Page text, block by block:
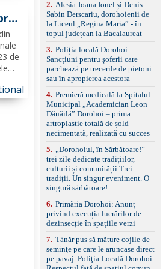
de
la
schimbare bandă și
menținere bandă Faruri
bi-xenon adaptive cu
asistent fază lungă
automată , lumini de zi
LED, proiectoare ceață
LED, spălătoare faruri
față/spate, cameră
marșarier Keyless entry
& start, geamuri electrice
față/spate, oglinzi
electrice, încălzite și
rabatabile Sistem hands-
free, Bluetooth, USB
Sistem start/stop, frână
de parcare electrică,
anvelope vară runflat
filtru de particule,
standard Euro 6 Trapă
panoramică, geamuri
remorcare Bonus: -
Covorașe textile montate
pe mașină. -Ofer și un
2. Alesia-Ioana Ionel și Denis-
Sabin Derscariu, dorohoienii de
la Liceul „Regina Maria” - în
topul județean la Bacalaureat
3. Poliția locală Dorohoi:
Sancțiuni pentru șoferii care
parchează pe trecerile de pietoni
sau în apropierea acestora
4. Premieră medicală la Spitalul
Municipal „Academician Leon
Dănăilă” Dorohoi – prima
artroplastie totală de șold
necimentată, realizată cu succes
5.
„Dorohoiul, în Sărbătoare!” –
trei zile dedicate tradițiilor,
culturii și comunității Trei
tradiții. Un singur eveniment. O
singură sărbătoare!
6. Primăria Dorohoi: Anunț
privind execuția lucrărilor de
dezinsecție în spațiile verzi
7. Tânăr pus să măture cojile de
seminţe pe care le aruncase direct
pe pavaj. Poliţia Locală Dorohoi: